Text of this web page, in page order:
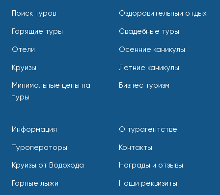
Поиск туров
Горящие туры
Отели
Круизы
Минимальные цены на
туры
Оздоровительный отдых
Свадебные туры
Осенние каникулы
Летние каникулы
Бизнес туризм
Информация
Туроператоры
Круизы от Водохода
Горные лыжи
О турагентстве
Контакты
Награды и отзывы
Наши реквизиты